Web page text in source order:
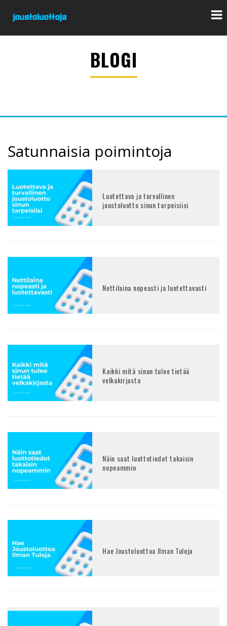
BLOGI
Satunnaisia poimintoja
Luotettava ja turvallinen
joustoluotto sinun tarpeisiisi
Nettilaina nopeasti ja luotettavasti
Kaikki mitä sinun tulee tietää
velkakirjasta
Näin saat luottotiedot takaisin
nopeammin
Hae Joustoluottoa Ilman Tuloja